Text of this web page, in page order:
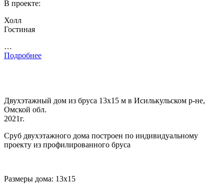
В проекте:
Холл
Гостиная
…
Подробнее
Двухэтажный дом из бруса 13х15 м в Исилькульском р-не,
Омской обл.
2021г.
Сруб двухэтажного дома построен по индивидуальному
проекту из профилированного бруса
Размеры дома: 13х15